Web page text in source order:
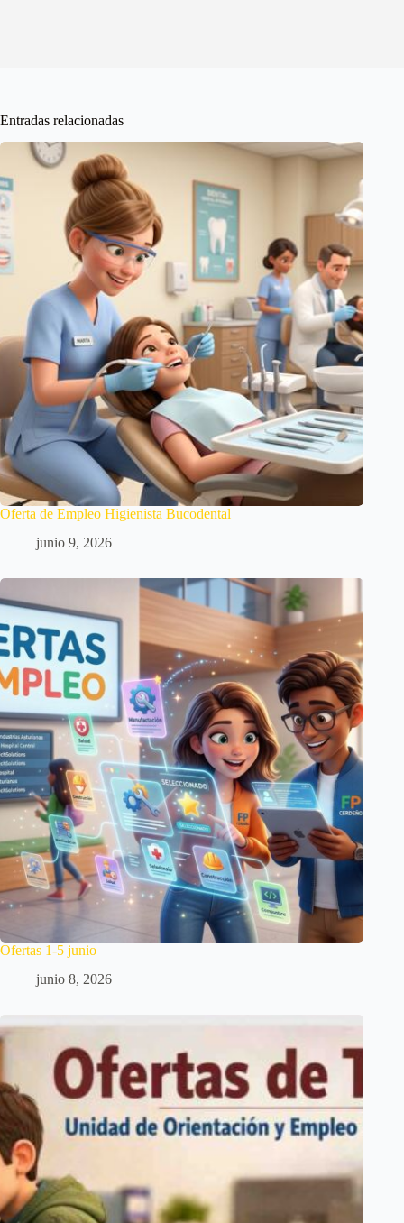
Entradas relacionadas
Oferta de Empleo Higienista Bucodental
junio 9, 2026
Ofertas 1-5 junio
junio 8, 2026